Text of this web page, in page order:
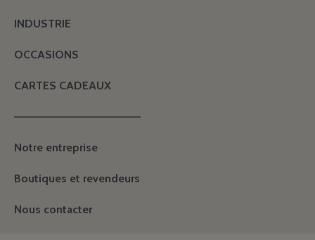
INDUSTRIE
OCCASIONS
CARTES CADEAUX
———————————————
Notre entreprise
Boutiques et revendeurs
Nous contacter